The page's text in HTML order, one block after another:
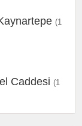
(1
Caddesi (1